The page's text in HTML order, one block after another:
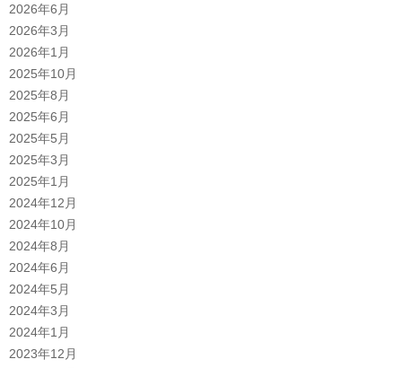
2026年6月
2026年3月
2026年1月
2025年10月
2025年8月
2025年6月
2025年5月
2025年3月
2025年1月
2024年12月
2024年10月
2024年8月
2024年6月
2024年5月
2024年3月
2024年1月
2023年12月